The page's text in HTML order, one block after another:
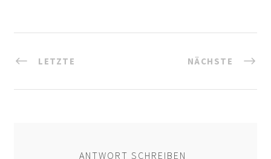
LETZTE NÄCHSTE
ANTWORT SCHREIBEN